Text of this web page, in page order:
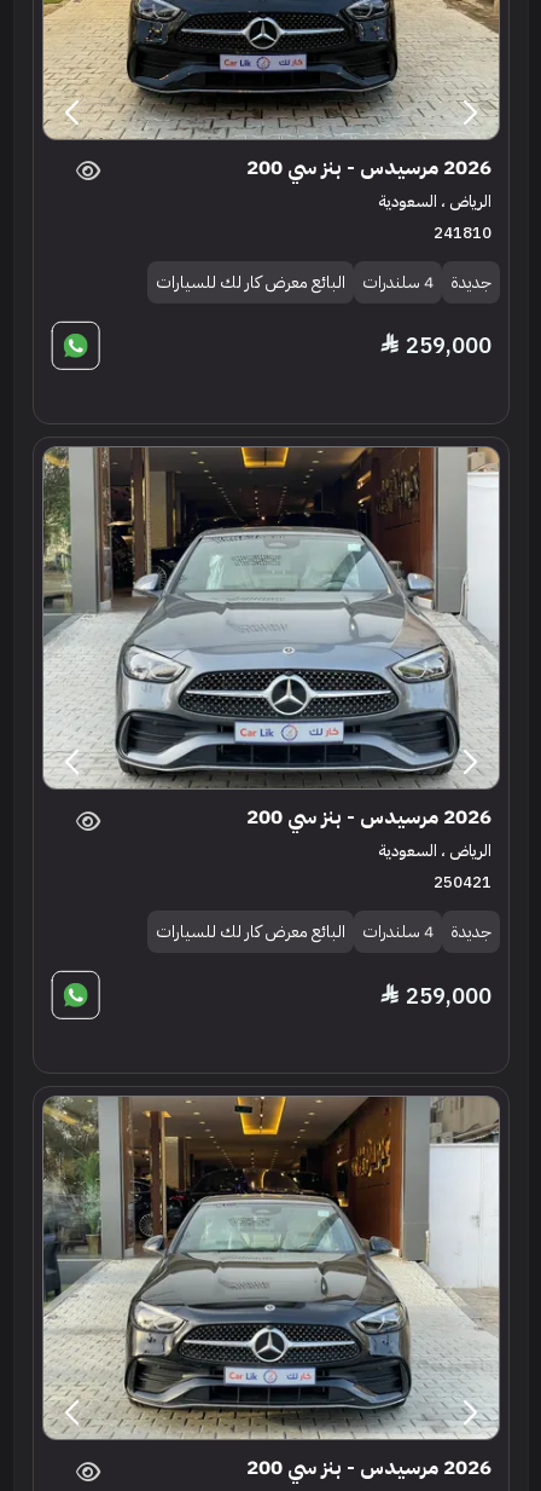
2026 مرسيدس - بنز سي 200
الرياض ، السعودية
241810
جديدة 4 سلندرات البائع معرض كار لك للسيارات
259,000
2026 مرسيدس - بنز سي 200
الرياض ، السعودية
250421
جديدة 4 سلندرات البائع معرض كار لك للسيارات
259,000
2026 مرسيدس - بنز سي 200